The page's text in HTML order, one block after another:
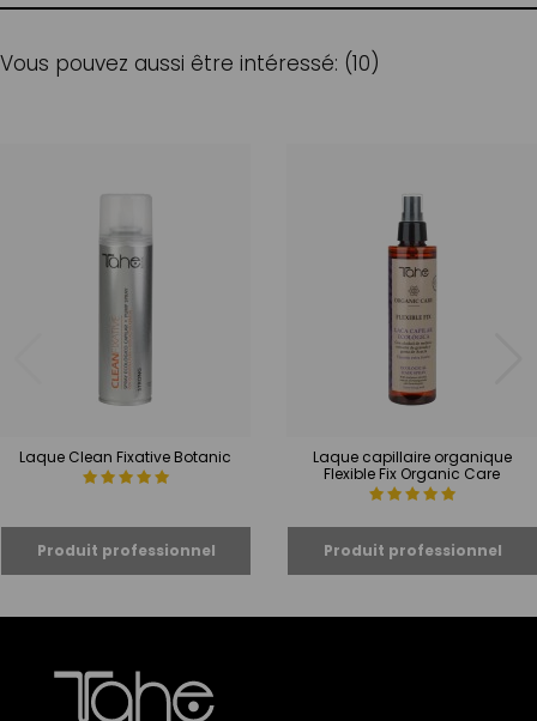
Vous pouvez aussi être intéressé: (10)
Laque Clean Fixative Botanic
Laque capillaire organique
Flexible Fix Organic Care